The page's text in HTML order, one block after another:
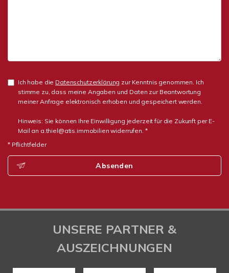
Ich habe die Datenschutzerklärung zur Kenntnis genommen. Ich
stimme zu, dass meine Angaben und Daten zur Beantwortung
meiner Anfrage elektronisch erhoben und gespeichert werden.
Hinweis: Sie können Ihre Einwilligung jederzeit für die Zukunft per E-
Mail an a.thiel@atis.immobilien widerrufen. *
* Pflichtfelder
Absenden
UNSERE PARTNER &
AUSZEICHNUNGEN